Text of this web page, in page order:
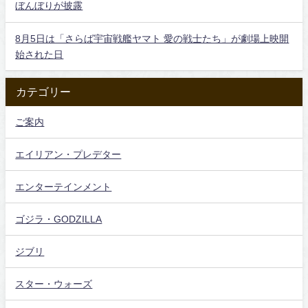
ぼんぼりが披露
8月5日は「さらば宇宙戦艦ヤマト 愛の戦士たち」が劇場上映開
始された日
カテゴリー
ご案内
エイリアン・プレデター
エンターテインメント
ゴジラ・GODZILLA
ジブリ
スター・ウォーズ